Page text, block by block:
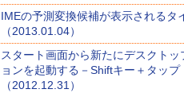
IMEの予測変換候補が表示されるタ
（2013.01.04）
スタート画面から新たにデスクトッ
ョンを起動する－Shiftキー＋タップ
（2012.12.31）